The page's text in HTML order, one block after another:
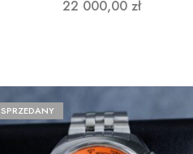
22 000,00 zł
SPRZEDANY